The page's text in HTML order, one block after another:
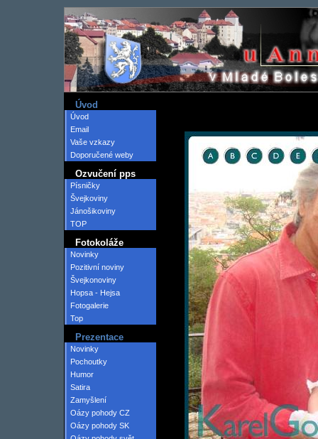
Úvod
Úvod
Email
Vaše vzkazy
Doporučené weby
Ozvučení pps
Písničky
Švejkoviny
Jánošikoviny
TOP
Fotokoláže
Novinky
Pozitivní noviny
Švejkonoviny
Hopsa - Hejsa
Fotogalerie
Top
Prezentace
Novinky
Pochoutky
Humor
Satira
Zamyšlení
Oázy pohody CZ
Oázy pohody SK